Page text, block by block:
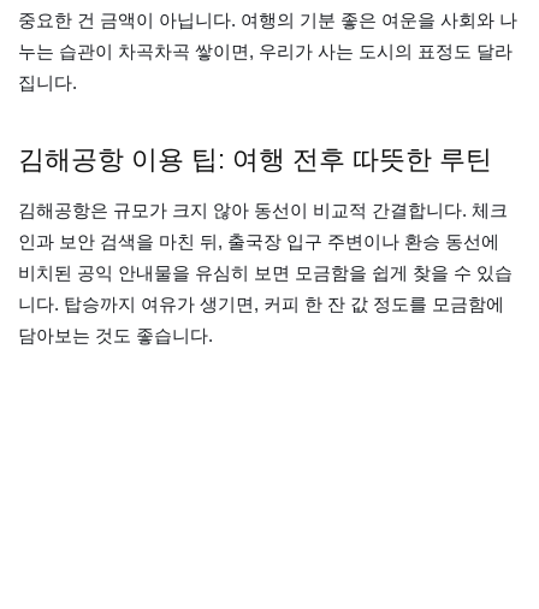
중요한 건 금액이 아닙니다. 여행의 기분 좋은 여운을 사회와 나
누는 습관이 차곡차곡 쌓이면, 우리가 사는 도시의 표정도 달라
집니다.
김해공항 이용 팁: 여행 전후 따뜻한 루틴
김해공항은 규모가 크지 않아 동선이 비교적 간결합니다. 체크
인과 보안 검색을 마친 뒤, 출국장 입구 주변이나 환승 동선에
비치된 공익 안내물을 유심히 보면 모금함을 쉽게 찾을 수 있습
니다. 탑승까지 여유가 생기면, 커피 한 잔 값 정도를 모금함에
담아보는 것도 좋습니다.